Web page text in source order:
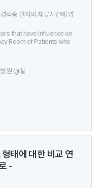
색증 환자의 체류시간에 영
that have Influence on
Room of Patients who
원 QI실
태에 대한 비교 연
-